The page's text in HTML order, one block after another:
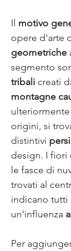
Il motivo
opere d'arte
geometriche
segmento
tribali creati
montagne
origini, si
distintivi
design. I fiori
le fasce di
trovati al
indicano tutti
un'influenza
Per